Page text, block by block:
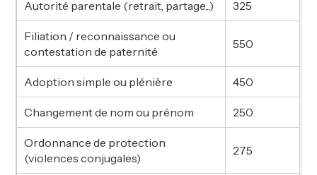
Autorité parentale (retrait, partage...) 325
Filiation / reconnaissance ou
contestation de paternité
550
Adoption simple ou plénière 450
Changement de nom ou prénom 250
Ordonnance de protection
(violences conjugales)
275